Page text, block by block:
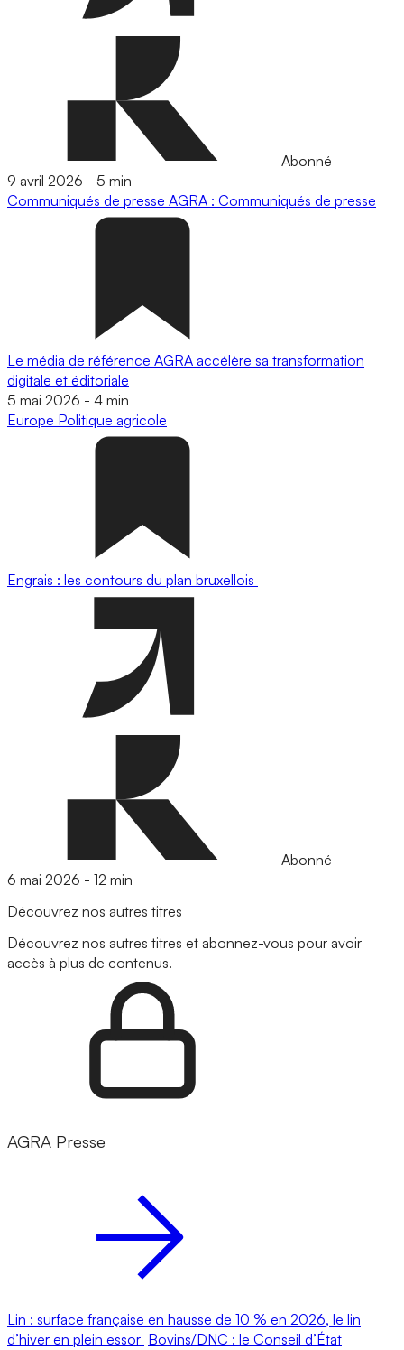
Abonné
9 avril 2026 - 5 min
Communiqués de presse AGRA : Communiqués de presse
Le média de référence AGRA accélère sa transformation
digitale et éditoriale
5 mai 2026 - 4 min
Europe Politique agricole
Engrais : les contours du plan bruxellois
Abonné
6 mai 2026 - 12 min
Découvrez nos autres titres
Découvrez nos autres titres et abonnez-vous pour avoir
accès à plus de contenus.
AGRA Presse
Lin : surface française en hausse de 10 % en 2026, le lin
d’hiver en plein essor Bovins/DNC : le Conseil d’État